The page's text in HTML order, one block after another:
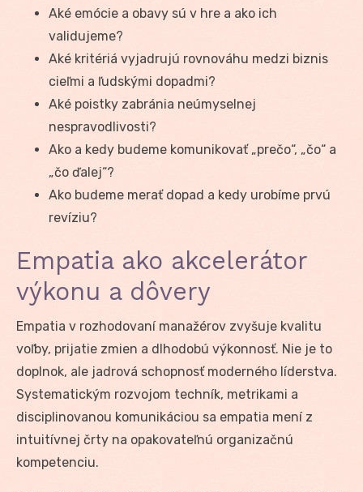
Aké emócie a obavy sú v hre a ako ich
validujeme?
Aké kritériá vyjadrujú rovnováhu medzi biznis
cieľmi a ľudskými dopadmi?
Aké poistky zabránia neúmyselnej
nespravodlivosti?
Ako a kedy budeme komunikovať „prečo“, „čo“ a
„čo ďalej“?
Ako budeme merať dopad a kedy urobíme prvú
revíziu?
Empatia ako akcelerátor
výkonu a dôvery
Empatia v rozhodovaní manažérov zvyšuje kvalitu
voľby, prijatie zmien a dlhodobú výkonnosť. Nie je to
doplnok, ale jadrová schopnosť moderného líderstva.
Systematickým rozvojom techník, metrikami a
disciplinovanou komunikáciou sa empatia mení z
intuitívnej črty na opakovateľnú organizačnú
kompetenciu.